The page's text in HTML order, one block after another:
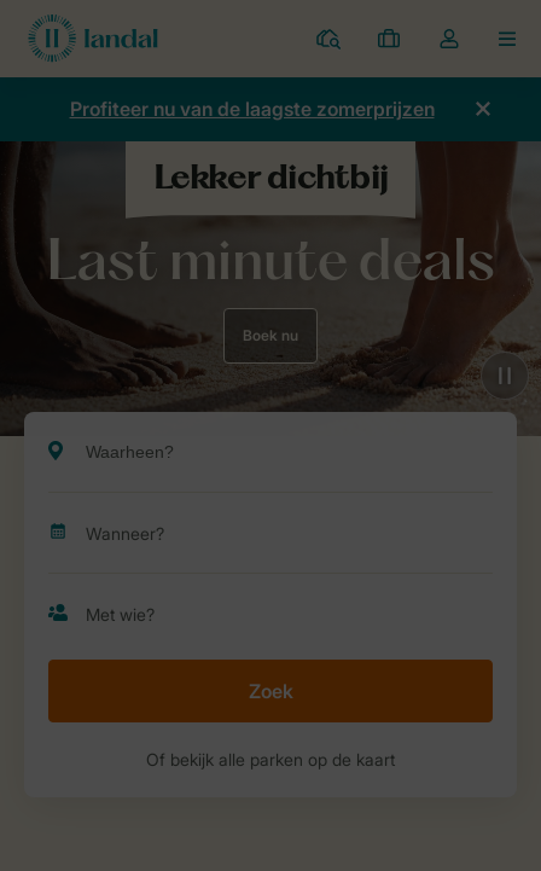
Parken
Mijn
boekingen
Open
de
dropdown
Profiteer nu van de laagste zomerprijzen
Last minute deals
Boek nu
Zoek
Of bekijk alle parken op de kaart